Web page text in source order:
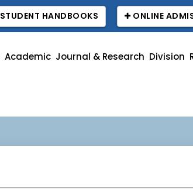
STUDENT HANDBOOKS ONLINE
Academic Journal & Research Division